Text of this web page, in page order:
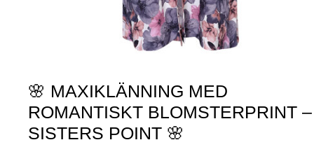
🌸 MAXIKLÄNNING MED
ROMANTISKT BLOMSTERPRINT –
SISTERS POINT 🌸